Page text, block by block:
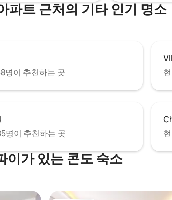
파트 근처의 기타 인기 명소
명이 추천하는 곳
명이 추천하는 곳
이가 있는 콘도 숙소